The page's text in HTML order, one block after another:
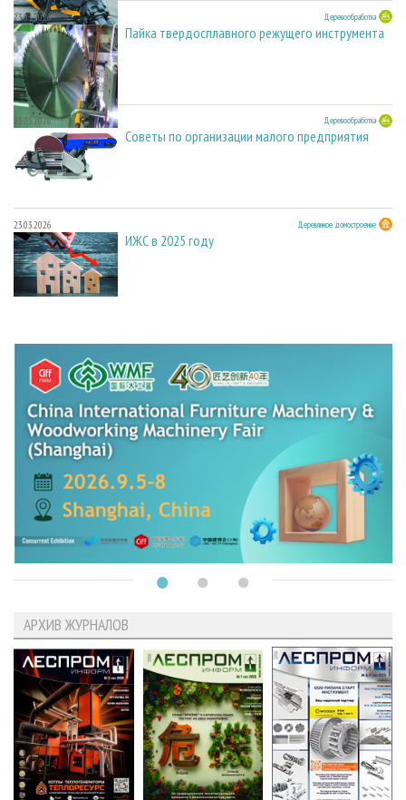
23.03.2026 Деревообработка
Пайка твердосплавного режущего инструмента
23.03.2026 Деревообработка
Советы по организации малого предприятия
23.03.2026 Деревянное домостроение
ИЖС в 2025 году
АРХИВ ЖУРНАЛОВ